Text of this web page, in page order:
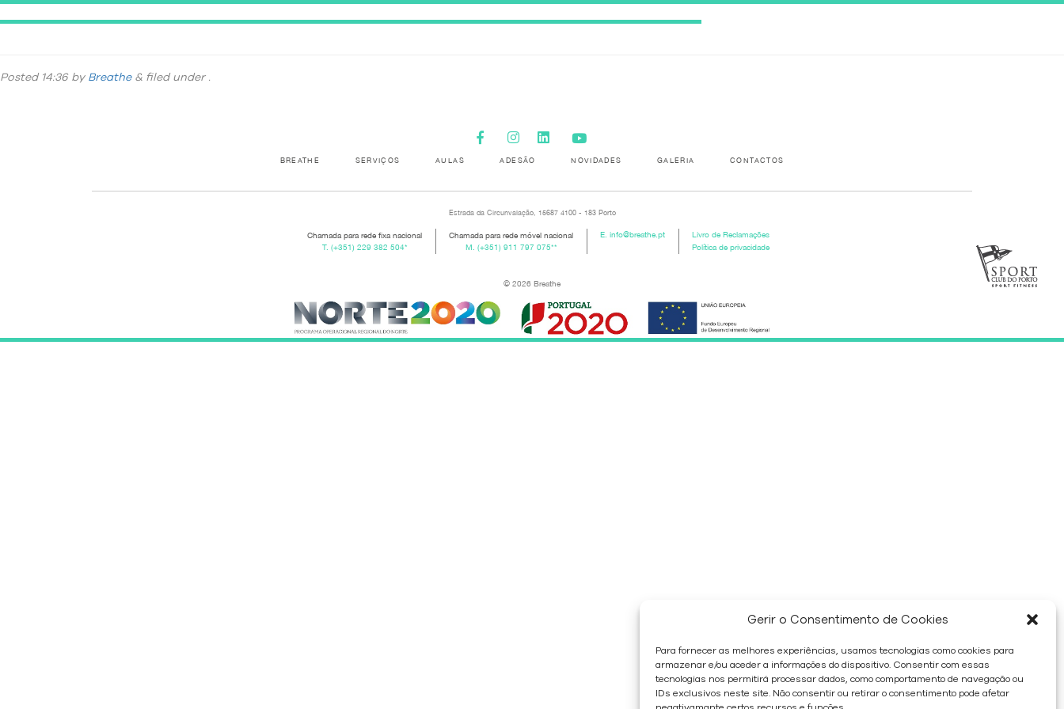
Gerir o Consentimento de Cookies
Para fornecer as melhores experiências, usamos tecnologias como cookies para
armazenar e/ou aceder a informações do dispositivo. Consentir com essas
tecnologias nos permitirá processar dados, como comportamento de navegação ou
IDs exclusivos neste site. Não consentir ou retirar o consentimento pode afetar
Posted 14:36 by Breathe & filed under .
BREATHE SERVIÇOS AULAS ADESÃO NOVIDADES GALERIA CONTACTOS
Estrada da Circunvalação, 15687 4100 - 183 Porto
Chamada para rede fixa nacional
T. (+351) 229 382 504*
Chamada para rede móvel nacional
M. (+351) 911 797 075**
E.info@breathe.pt
Livro de Reclamações
Política de privacidade
© 2026 Breathe